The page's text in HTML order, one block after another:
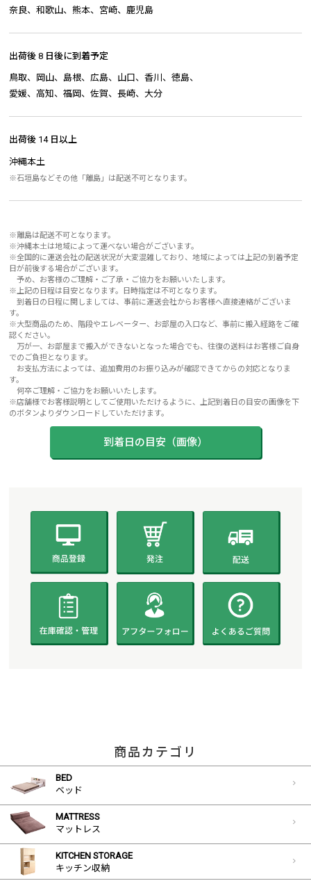
奈良、和歌山、熊本、宮崎、鹿児島
出荷後 8 日後に到着予定
鳥取、岡山、島根、広島、山口、香川、徳島、
愛媛、高知、福岡、佐賀、長崎、大分
出荷後 14 日以上
沖縄本土
※石垣島などその他「離島」は配送不可となります。
※離島は配送不可となります。
※沖縄本土は地域によって運べない場合がございます。
※全国的に運送会社の配送状況が大変混雑しており、地域によっては上記の到着予定
日が前後する場合がございます。
予め、お客様のご理解・ご了承・ご協力をお願いいたします。
※上記の日程は目安となります。日時指定は不可となります。
到着日の日程に関しましては、事前に運送会社からお客様へ直接連絡がございま
す。
※大型商品のため、階段やエレベーター、お部屋の入口など、事前に搬入経路をご確
認ください。
万が一、お部屋まで搬入ができないとなった場合でも、往復の送料はお客様ご自身
でのご負担となります。
お支払方法によっては、追加費用のお振り込みが確認できてからの対応となりま
す。
何卒ご理解・ご協力をお願いいたします。
※店舗様でお客様説明としてご使用いただけるように、上記到着日の目安の画像を下
のボタンよりダウンロードしていただけます。
到着日の目安（画像）
商品カテゴリ
BED
ベッド
MATTRESS
マットレス
KITCHEN STORAGE
キッチン収納